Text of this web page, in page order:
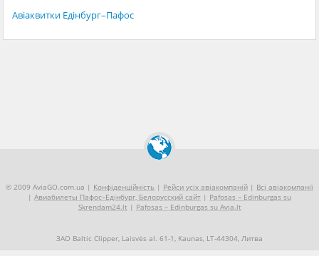
Авіаквитки Едінбург–Пафос
© 2009 AviaGO.com.ua | Конфіденційність | Рейси усіх авіакомпаній | Всі авіакомпанії
| Авиабилеты Пафос–Едінбург, Белорусский сайт | Pafosas – Edinburgas su
Skrendam24.lt | Pafosas – Edinburgas su Avia.lt
ЗАО Baltic Clipper, Laisvės al. 61-1, Kaunas, LT-44304, Литва